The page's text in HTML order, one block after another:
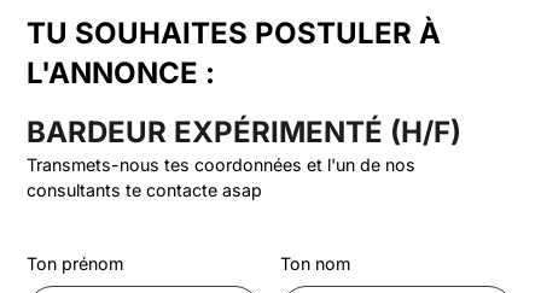
TU SOUHAITES POSTULER À
L'ANNONCE :
BARDEUR EXPÉRIMENTÉ (H/F)
Transmets-nous tes coordonnées et l'un de nos
consultants te contacte asap
Ton prénom Ton nom